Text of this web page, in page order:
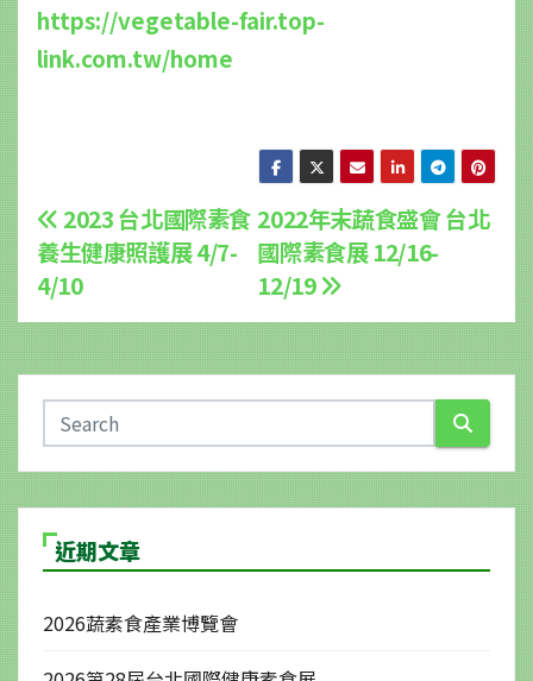
https://vegetable-fair.top-
link.com.tw/home
文
章
導
覽
2022年末蔬食盛會 台北
國際素食展 12/16-
12/19
2023 台北國際素食
養生健康照護展 4/7-
4/10
近期文章
2026蔬素食產業博覽會